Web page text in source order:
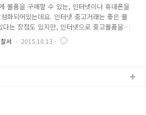
물품을 구매할 수 있는, 인터넷이나 휴대폰을
화되어있는데요. 인터넷 중고거래는 좋은 물
는 장점도 있지만, 인터넷으로 중고물품을
받지 못하는 사기피해가 많이 발생하고 있습
시중보다 저렴하게 물품을 판매한다고 인터
모차 모빌 등 고급 유아용품은 다른 상품과
서 2015.10.13